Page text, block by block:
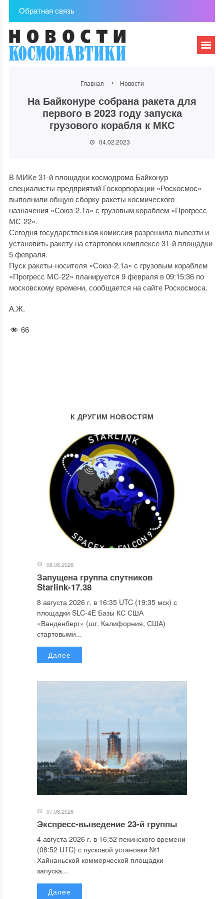
Обратная связь
Главная Новости
На Байконуре собрана ракета для
первого в 2023 году запуска
грузового корабля к МКС
04.02.2023
В МИКе 31-й площадки космодрома Байконур
специалисты предприятий Госкорпорации «Роскосмос»
выполнили общую сборку ракеты космического
назначения «Союз-2.1а» с грузовым кораблем «Прогресс
МС-22».
Сегодня государственная комиссия разрешила вывезти и
установить ракету на стартовом комплексе 31-й площадки
5 февраля.
Пуск ракеты-носителя «Союз-2.1а» с грузовым кораблем
«Прогресс МС-22» планируется 9 февраля в 09:15:36 по
московскому времени, сообщается на сайте Роскосмоса.
А.Ж.
66
К ДРУГИМ НОВОСТЯМ
08.08.2026
Запущена группа спутников
Starlink-17.38
8 августа 2026 г. в 16:35 UTC (19:35 мск) с
площадки SLC-4E Базы КС США
«Ванденберг» (шт. Калифорния, США)
стартовыми...
Далее
07.08.2026
Экспресс-выведение 23-й группы
4 августа 2026 г. в 16:52 пекинского времени
(08:52 UTC) с пусковой установки №1
Хайнаньской коммерческой площадки
запуска...
Далее